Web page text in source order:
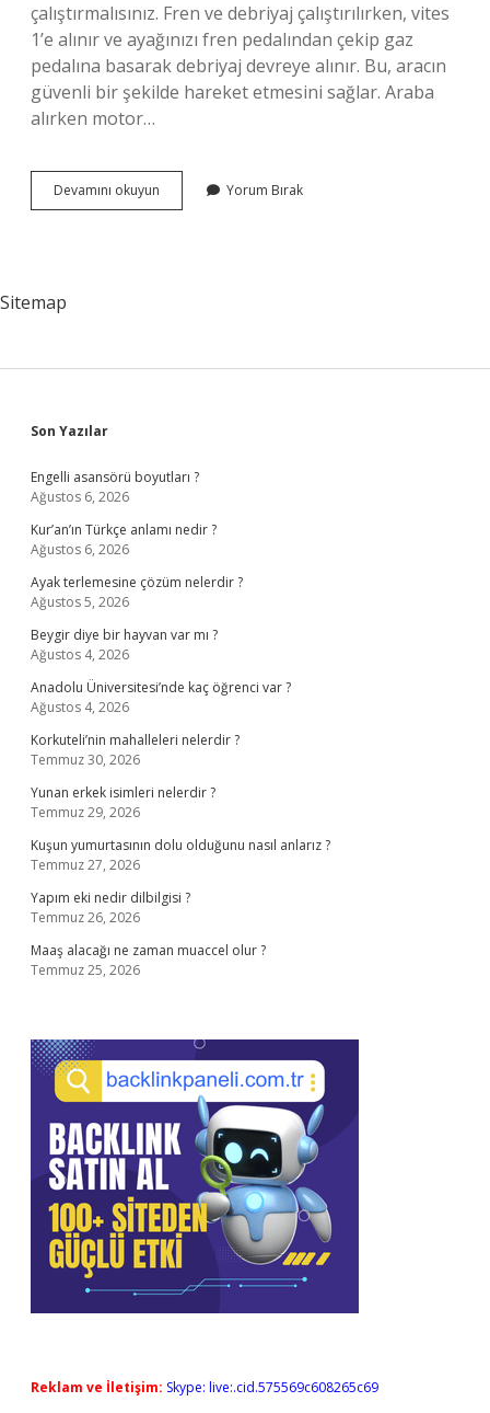
çalıştırmalısınız. Fren ve debriyaj çalıştırılırken, vites
1’e alınır ve ayağınızı fren pedalından çekip gaz
pedalına basarak debriyaj devreye alınır. Bu, aracın
güvenli bir şekilde hareket etmesini sağlar. Araba
alırken motor…
Devamını okuyun
Motor
Yorum Bırak
Sitemap
Sidebar
Son Yazılar
Engelli asansörü boyutları ?
Ağustos 6, 2026
Kur’an’ın Türkçe anlamı nedir ?
Ağustos 6, 2026
Ayak terlemesine çözüm nelerdir ?
Ağustos 5, 2026
Beygir diye bir hayvan var mı ?
Ağustos 4, 2026
Anadolu Üniversitesi’nde kaç öğrenci var ?
Ağustos 4, 2026
Korkuteli’nin mahalleleri nelerdir ?
Temmuz 30, 2026
Yunan erkek isimleri nelerdir ?
Temmuz 29, 2026
Kuşun yumurtasının dolu olduğunu nasıl anlarız ?
Temmuz 27, 2026
Yapım eki nedir dilbilgisi ?
Temmuz 26, 2026
Maaş alacağı ne zaman muaccel olur ?
Temmuz 25, 2026
Reklam ve İletişim: Skype: live:.cid.575569c608265c69